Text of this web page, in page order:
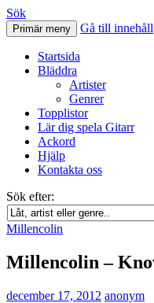
Svenskatabs.se
Sök
Primär meny Gå till innehåll
Startsida
Bläddra
Artister
Genrer
Topplistor
Lär dig spela Gitarr
Ackord
Hjälp
Kontakta oss
Sök efter:
Millencolin
Millencolin –
december 17, 2012 anonym